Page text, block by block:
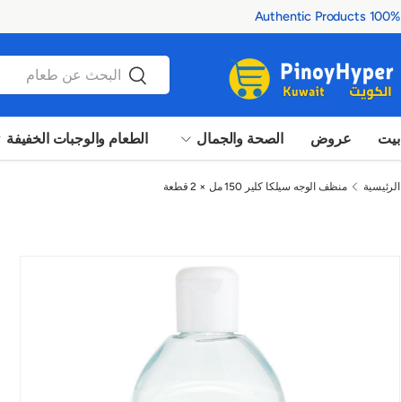
100% Authentic Products
بحث
بحث
بيت عروض الصحة والجمال الطعام والوجبات الخفيفة
الرئيسية منظف ​​الوجه سيلكا كلير 150 مل × 2 قطعة